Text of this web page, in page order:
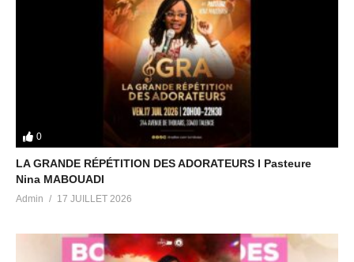
0
LA GRANDE RÉPÉTITION DES ADORATEURS I Pasteure
Nina MABOUADI
Admin 17 JUILLET 2026